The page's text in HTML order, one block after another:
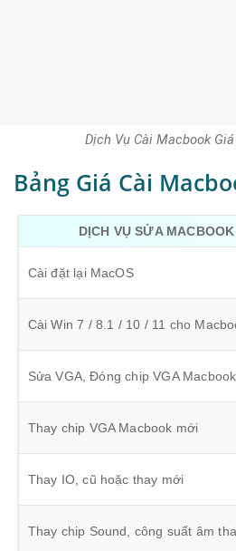
Dịch Vụ Cài Macbook
Bảng Giá Cài
DỊCH VỤ SỬA MACBOOK
Cài đặt lại MacOS
Cài Win 7 / 8.1 / 10 / 11 cho
Sửa VGA, Đóng chip VGA Macbook
Thay chip VGA Macbook mới
Thay IO, cũ hoặc thay mới
Thay chip Sound, công suất âm